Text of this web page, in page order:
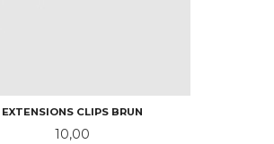
EXTENSIONS CLIPS BRUN
Pris
10,00